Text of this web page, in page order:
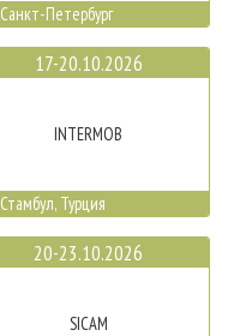
Санкт-Петербург
17-20.10.2026
INTERMOB
Стамбул, Турция
20-23.10.2026
SICAM